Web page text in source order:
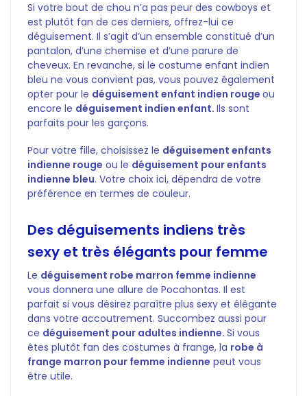
Si votre bout de chou n’a pas peur des cowboys et
est plutôt fan de ces derniers, offrez-lui ce
déguisement. Il s’agit d’un ensemble constitué d’un
pantalon, d’une chemise et d’une parure de
cheveux. En revanche, si le costume enfant indien
bleu ne vous convient pas, vous pouvez également
opter pour le déguisement enfant indien rouge ou
encore le déguisement indien enfant. Ils sont
parfaits pour les garçons.
Pour votre fille, choisissez le déguisement enfants
indienne rouge ou le déguisement pour enfants
indienne bleu. Votre choix ici, dépendra de votre
préférence en termes de couleur.
Des déguisements indiens très
sexy et très élégants pour femme
Le déguisement robe marron femme indienne
vous donnera une allure de Pocahontas. Il est
parfait si vous désirez paraître plus sexy et élégante
dans votre accoutrement. Succombez aussi pour
ce déguisement pour adultes indienne. Si vous
êtes plutôt fan des costumes à frange, la robe à
frange marron pour femme indienne peut vous
être utile.